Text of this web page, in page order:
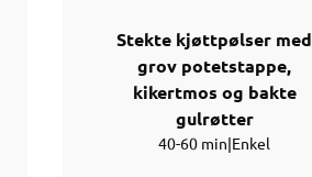
Stekte kjøttpølser med
grov potetstappe,
kikertmos og bakte
gulrøtter
40-60 min|Enkel